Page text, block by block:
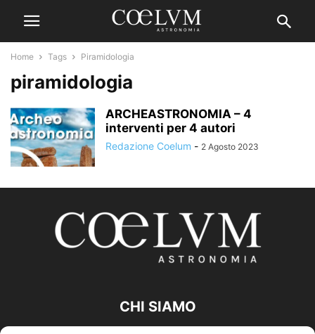
Home Tags Piramidologia
piramidologia
ARCHEASTRONOMIA – 4
interventi per 4 autori
Redazione Coelum - 2 Agosto 2023
CHI SIAMO